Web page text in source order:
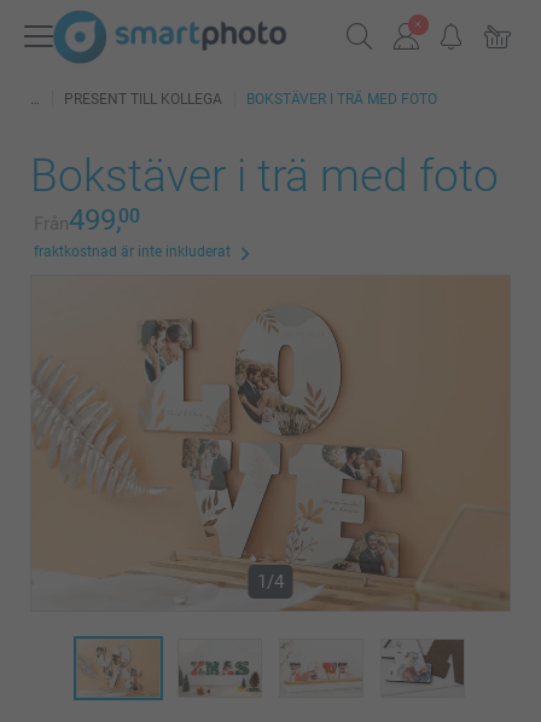
PRESENT TILL KOLLEGA BOKSTÄVER I TRÄ MED FOTO
Bokstäver i trä med foto
Från499,00
fraktkostnad är inte inkluderat
1/4